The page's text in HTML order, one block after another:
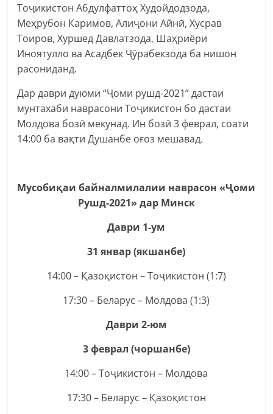
Тоҷикистон Абдулфаттоҳ Худойдодзода,
Меҳрубон Каримов, Алиҷони Айнӣ, Хусрав
Тоиров, Хуршед Давлатзода, Шаҳриёри
Иноятулло ва Асадбек Ҷӯрабекзода ба нишон
расониданд.
Дар даври дуюми “Ҷоми рушд-2021” дастаи
мунтахаби наврасони Тоҷикистон бо дастаи
Молдова бозӣ мекунад. Ин бозӣ 3 феврал, соати
14:00 ба вақти Душанбе оғоз мешавад.
Мусобиқаи байналмилалии наврасон «Ҷоми
Рушд-2021» дар Минск
Даври 1-ум
31 январ (якшанбе)
14:00 – Қазоқистон – Тоҷикистон (1:7)
17:30 – Беларус – Молдова (1:3)
Даври 2-юм
3 феврал (чоршанбе)
14:00 – Тоҷикистон – Молдова
17:30 – Беларус – Қазоқистон